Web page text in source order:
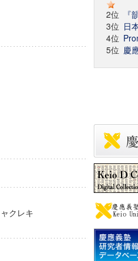
ャクレキ
2位
『
3位 日
4位
5位 慶